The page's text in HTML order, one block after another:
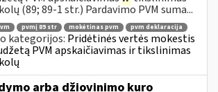
(89; 89-1 str.) Pardavimo PVM suma...
pvmį 89 str mokėtinas pvm pvm deklaracija
kategorijos: Pridėtinės vertės mokestis
PVM apskaičiavimas ir tikslinimas
arba džiovinimo kuro